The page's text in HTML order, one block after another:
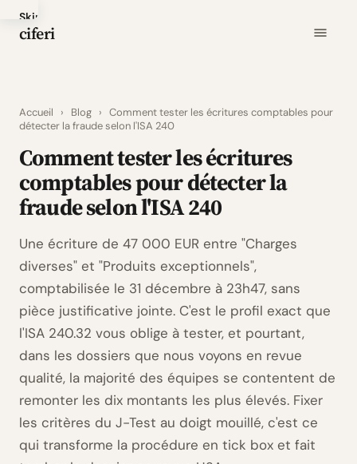
Skip
to
ciferi
Accueil › Blog › Comment tester les écritures comptables pour
détecter la fraude selon l'ISA 240
Comment tester les écritures
comptables pour détecter la
fraude selon l'ISA 240
Une écriture de 47 000 EUR entre "Charges
diverses" et "Produits exceptionnels",
comptabilisée le 31 décembre à 23h47, sans
pièce justificative jointe. C'est le profil exact que
l'ISA 240.32 vous oblige à tester, et pourtant,
dans les dossiers que nous voyons en revue
qualité, la majorité des équipes se contentent de
remonter les dix montants les plus élevés. Fixer
les critères du J-Test au doigt mouillé, c'est ce
qui transforme la procédure en tick box et fait